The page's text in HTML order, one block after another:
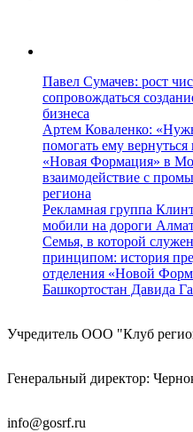
Павел Сумачев: рост
сопровождаться
бизнеса
Артем Коваленко:
помогать ему
«Новая Формация» в
взаимодействие с
региона
Рекламная группа
мобили на дороги
Семья, в которой
принципом: история
отделения «Новой
Башкортостан Давида
Учредитель ООО "Клуб
Генеральный директор:
info@gosrf.ru